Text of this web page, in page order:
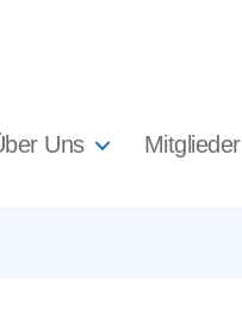
Uns Mitglieder